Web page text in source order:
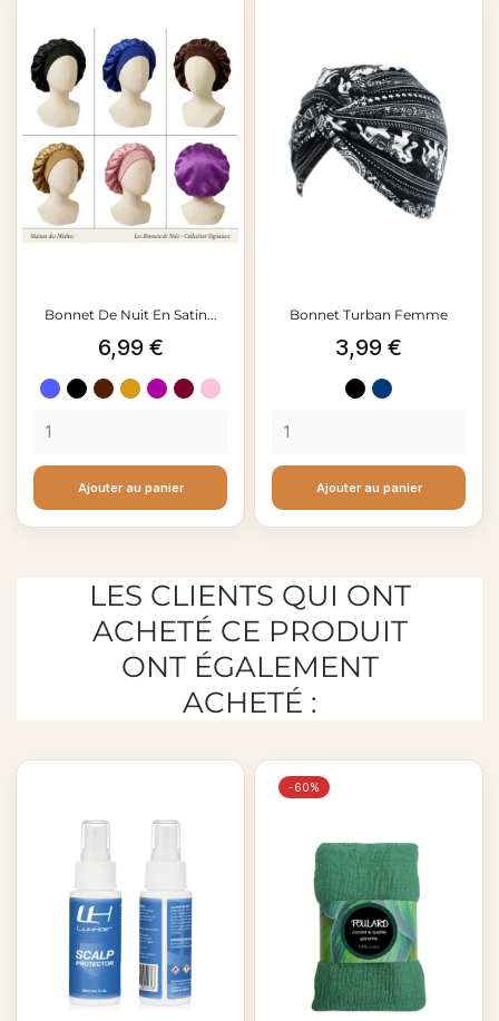
Bonnet De Nuit En Satin...
Prix
6,99 €
BleuNoirMarronDoréVioletRougeRose
Ajouter au panier
Bonnet Turban Femme
Prix
3,99 €
NoirBleu
Ajouter au panier
LES CLIENTS QUI ONT
ACHETÉ CE PRODUIT
ONT ÉGALEMENT
ACHETÉ :
-60%